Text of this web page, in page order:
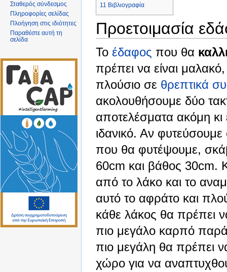
11 Βιβλιογραφία
Προετοιμασία
Το έδαφος που θα
πρέπει να είναι
πλούσιο σε θρεπτικά
ακολουθήσουμε δύο
αποτελέσματα ακόμη κι
ιδανικό. Αν
που θα φυτέψουμε,
60cm και βάθος 30cm.
από το λάκο και το
αυτό το αφράτο και
κάθε λάκος θα πρέπει
πιο μεγάλο καρπό
πιο μεγάλη θα πρέπει
χώρο για να
Σταθερός σύνδεσμος
Πληροφορίες σελίδας
Πλοήγηση στις ιδιότητες
Παραθέστε αυτή τη
σελίδα